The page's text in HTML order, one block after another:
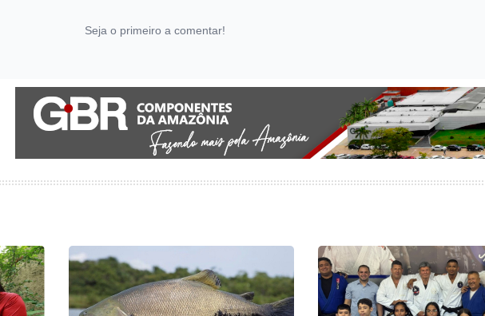
Seja o primeiro a comentar!